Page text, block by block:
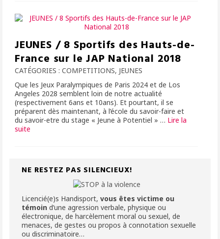
JEUNES / 8 Sportifs des Hauts-de-
France sur le JAP National 2018
CATÉGORIES : COMPETITIONS, JEUNES
Que les Jeux Paralympiques de Paris 2024 et de Los
Angeles 2028 semblent loin de notre actualité
(respectivement 6ans et 10ans). Et pourtant, il se
préparent dès maintenant, à l’école du savoir-faire et
du savoir-etre du stage « Jeune à Potentiel » … Lire la
suite­­
NE RESTEZ PAS SILENCIEUX!
Licencié(e)s Handisport,vous êtes victime ou
témoin d’une agression verbale, physique ou
électronique, de harcèlement moral ou sexuel, de
menaces, de gestes ou propos à connotation sexuelle
ou discriminatoire…